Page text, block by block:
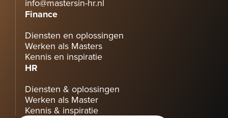
info@mastersin-hr.nl
Finance
Diensten en oplossingen
Werken als Masters
Kennis en inspiratie
HR
Diensten & oplossingen
Werken als Master
Kennis & inspiratie